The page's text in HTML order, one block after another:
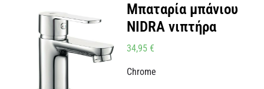
Μπαταρία μπάνιου
NIDRA νιπτήρα
34,95 €
Chrome